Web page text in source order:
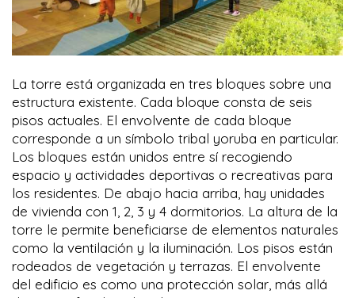
La torre está organizada en tres bloques sobre una
estructura existente. Cada bloque consta de seis
pisos actuales. El envolvente de cada bloque
corresponde a un símbolo tribal yoruba en particular.
Los bloques están unidos entre sí recogiendo
espacio y actividades deportivas o recreativas para
los residentes. De abajo hacia arriba, hay unidades
de vivienda con 1, 2, 3 y 4 dormitorios. La altura de la
torre le permite beneficiarse de elementos naturales
como la ventilación y la iluminación. Los pisos están
rodeados de vegetación y terrazas. El envolvente
del edificio es como una protección solar, más allá